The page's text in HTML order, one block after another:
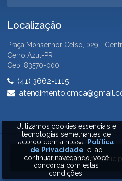
Localização
Praça Monsenhor Celso, 029 -
Cerro Azul-PR
Cep: 83570-000
(41) 3662-1115
2026 © Câmara
Utilizamos cookies essenciais e
tecnologias semelhantes de
acordo com a nossa
Política
de Privacidade e, ao
continuar navegando, você
concorda com estas
condições.